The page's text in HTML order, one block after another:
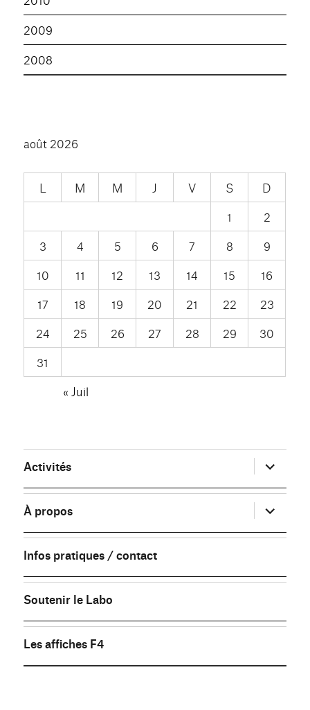
2009
2008
août 2026
L M M J V S
D
1
2
3
4 5 6 7 8
9
10
11 12 13 14 15
16
17
18 19 20 21 22
23
24
25 26 27 28 29
30
31
« Juil
Activités ouvrir
le
sous-
menu
À propos
ouvrir
le
sous-
menu
Infos pratiques / contact
Soutenir le Labo
Les affiches F4